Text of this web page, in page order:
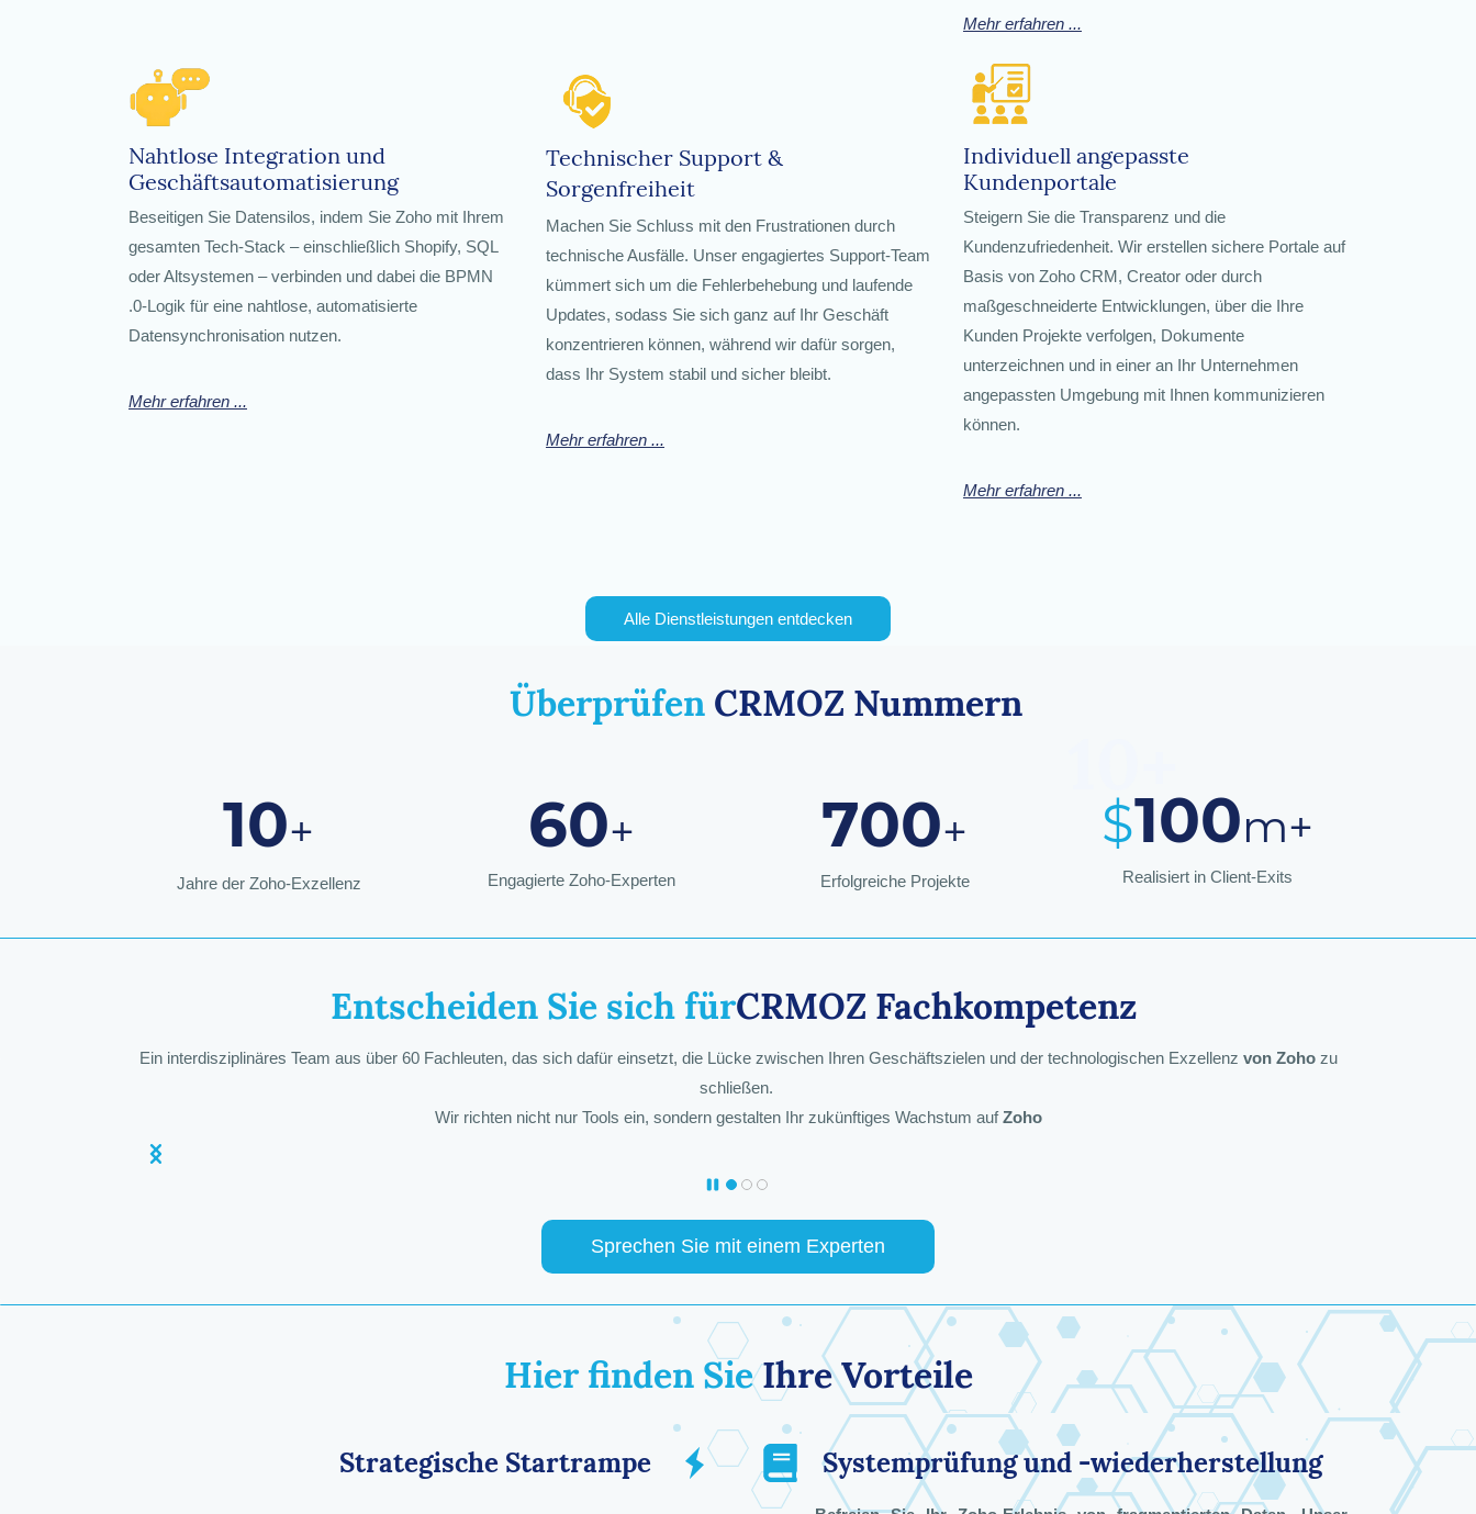
Mehr erfahren ...
Nahtlose Integration und
Geschäftsautomatisierung
Beseitigen Sie Datensilos, indem Sie Zoho mit Ihrem
gesamten Tech-Stack – einschließlich Shopify, SQL
oder Altsystemen – verbinden und dabei die BPMN
.0-Logik für eine nahtlose, automatisierte
Datensynchronisation nutzen.
Mehr erfahren ...
Technischer Support &
Sorgenfreiheit
Machen Sie Schluss mit den Frustrationen durch
technische Ausfälle. Unser engagiertes Support-Team
kümmert sich um die Fehlerbehebung und laufende
Updates, sodass Sie sich ganz auf Ihr Geschäft
konzentrieren können, während wir dafür sorgen,
dass Ihr System stabil und sicher bleibt.
Mehr erfahren ...
Individuell angepasste
Kundenportale
Steigern Sie die Transparenz und die
Kundenzufriedenheit. Wir erstellen sichere Portale auf
Basis von Zoho CRM, Creator oder durch
maßgeschneiderte Entwicklungen, über die Ihre
Kunden Projekte verfolgen, Dokumente
unterzeichnen und in einer an Ihr Unternehmen
angepassten Umgebung mit Ihnen kommunizieren
können.
Mehr erfahren ...
Alle Dienstleistungen entdecken
Überprüfen CRMOZ Nummern
10+
Jahre der Zoho-Exzellenz
60+
Engagierte Zoho-Experten
700+
Erfolgreiche Projekte
$100m+
Realisiert in Client-Exits
Entscheiden Sie sich fürCRMOZ Fachkompetenz
Ein interdisziplinäres Team aus über 60 Fachleuten, das sich dafür einsetzt, die Lücke zwischen Ihren Geschäftszielen und der technologischen Exzellenz von Zohozu
schließen.
Wir richten nicht nur Tools ein, sondern gestalten Ihr zukünftiges Wachstum aufZoho
Architekt für das Zoho-Finanz- Leiter für Zoho-
Strategieexperte für Zoho Revenue Operations
Architekt für die Anbindung an Strategieexperte für Zoho CX
Sprechen Sie mit einem Experten
Hier finden SieIhre Vorteile
Strategische Startrampe Systemprüfung und -wiederherstellung